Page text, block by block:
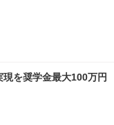
を奨学金最大100万円